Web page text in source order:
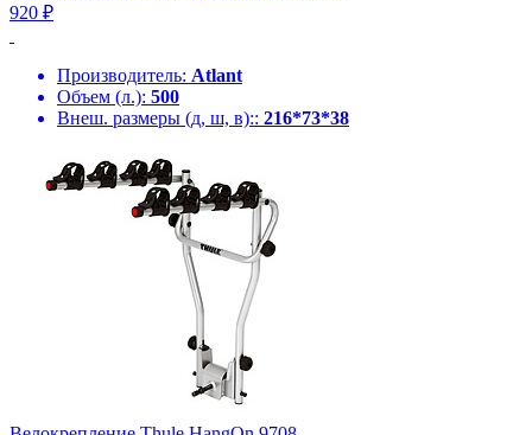
920 ₽
Производитель: Atlant
Объем (л.): 500
Внеш. размеры (д, ш, в):: 216*73*38